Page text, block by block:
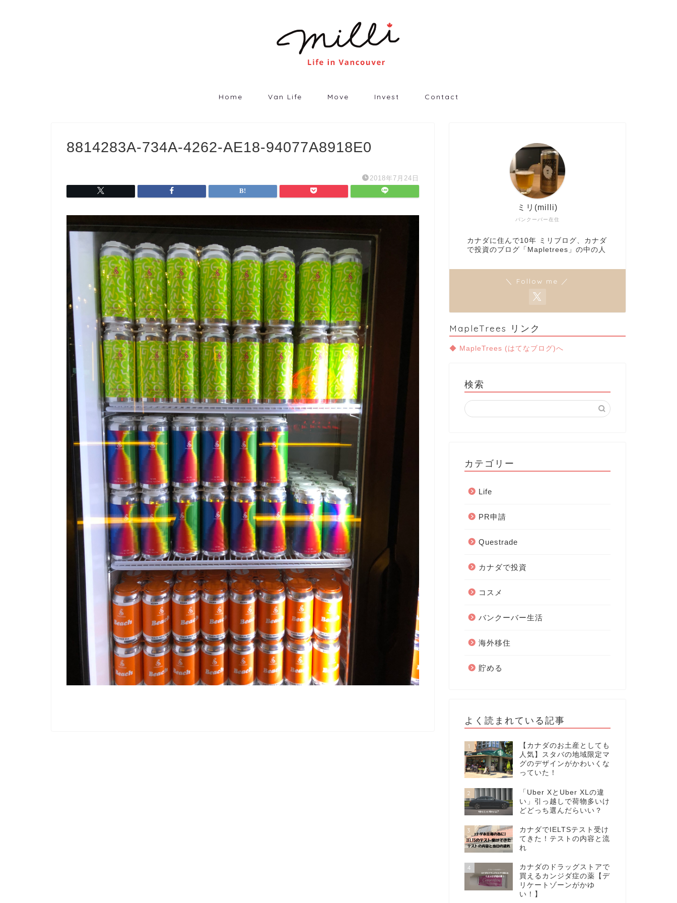
Home Van Life Move Invest Contact
8814283A-734A-4262-AE18-94077A8918E0
2018年7月24日
バンクーバー在住
ミリ(milli)
カナダに住んで10年 ミリブログ、カナダ
で投資のブログ「Mapletrees」の中の人
＼ Follow me ／
MapleTrees リンク
◆ MapleTrees (はてなブログ)へ
検索
カテゴリー
Life
PR申請
Questrade
カナダで投資
コスメ
バンクーバー生活
海外移住
貯める
よく読まれている記事
1
【カナダのお土産としても
人気】スタバの地域限定マ
グのデザインがかわいくな
っていた！
2
「Uber XとUber XLの違
い」引っ越しで荷物多いけ
どどっち選んだらいい？
3
カナダでIELTSテスト受け
てきた！テストの内容と流
れ
4
カナダのドラッグストアで
買えるカンジダ症の薬【デ
リケートゾーンがかゆ
い！】